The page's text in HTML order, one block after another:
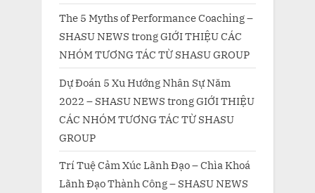
The 5 Myths of Performance Coaching –
SHASU NEWS trongGIỚI THIỆU CÁC
NHÓM TƯƠNG TÁC TỪ SHASU GROUP
Dự Đoán 5 Xu Hướng Nhân Sự Năm
2022 – SHASU NEWS trongGIỚI THIỆU
CÁC NHÓM TƯƠNG TÁC TỪ SHASU
GROUP
Trí Tuệ Cảm Xúc Lãnh Đạo – Chìa Khoá
Lãnh Đạo Thành Công – SHASU NEWS